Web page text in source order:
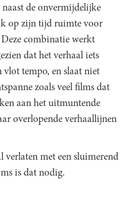
de onvermijdelijke
op zijn tijd ruimte voor
combinatie werkt
dat het verhaal iets
tempo, en slaat niet
zoals veel films dat
aan het uitmuntende
overlopende verhaallijnen
verlaten met een sluimerend
is dat nodig.